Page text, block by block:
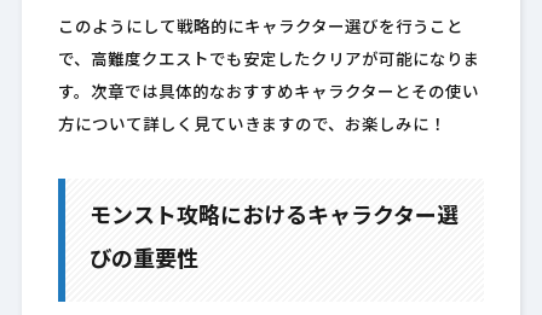
このようにして戦略的にキャラクター選びを行うこと
で、高難度クエストでも安定したクリアが可能になりま
す。次章では具体的なおすすめキャラクターとその使い
方について詳しく見ていきますので、お楽しみに！
モンスト攻略におけるキャラクター選
びの重要性